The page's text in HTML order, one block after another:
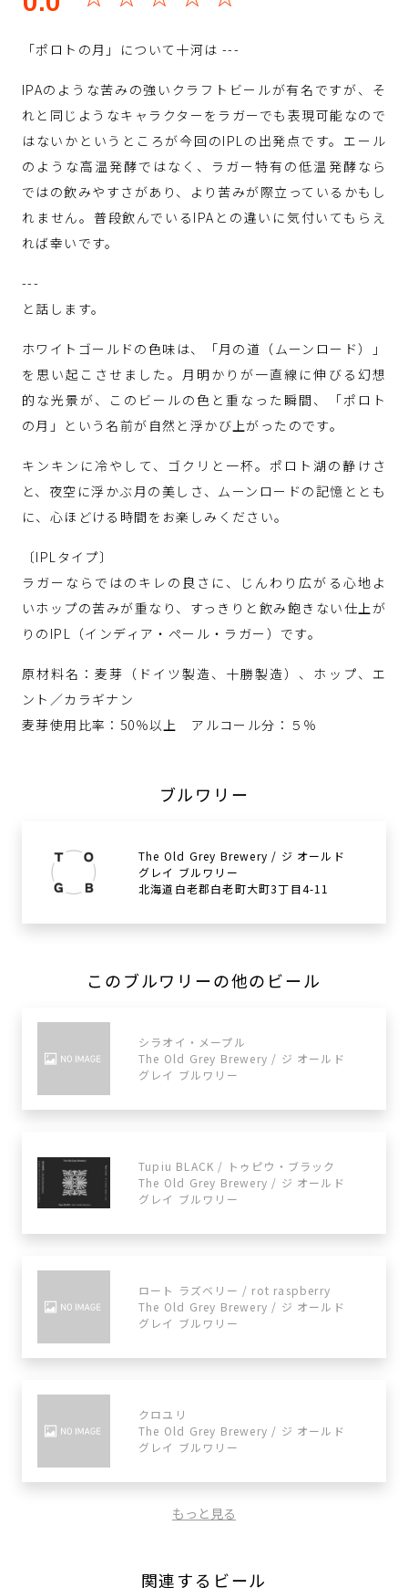
「ポロトの月」について十河は ---
IPAのような苦みの強いクラフトビールが有名ですが、そ
れと同じようなキャラクターをラガーでも表現可能なので
はないかというところが今回のIPLの出発点です。エール
のような高温発酵ではなく、ラガー特有の低温発酵なら
ではの飲みやすさがあり、より苦みが際立っているかもし
れません。普段飲んでいるIPAとの違いに気付いてもらえ
れば幸いです。
---
と話します。
ホワイトゴールドの色味は、「月の道（ムーンロード）」
を思い起こさせました。月明かりが一直線に伸びる幻想
的な光景が、このビールの色と重なった瞬間、「ポロト
の月」という名前が自然と浮かび上がったのです。
キンキンに冷やして、ゴクリと一杯。ポロト湖の静けさ
と、夜空に浮かぶ月の美しさ、ムーンロードの記憶ととも
に、心ほどける時間をお楽しみください。
〔IPLタイプ〕
ラガーならではのキレの良さに、じんわり広がる心地よ
いホップの苦みが重なり、すっきりと飲み飽きない仕上が
りのIPL（インディア・ペール・ラガー）です。
原材料名：麦芽（ドイツ製造、十勝製造）、ホップ、エ
ント／カラギナン
麦芽使用比率：50％以上 アルコール分：５％
ブルワリー
The Old Grey Brewery / ジ オールド
グレイ ブルワリー
北海道白老郡白老町大町3丁目4-11
このブルワリーの他のビール
シラオイ・メープル
The Old Grey Brewery / ジ オールド
グレイ ブルワリー
Tupiu BLACK / トゥピウ・ブラック
The Old Grey Brewery / ジ オールド
グレイ ブルワリー
ロート ラズベリー / rot raspberry
The Old Grey Brewery / ジ オールド
グレイ ブルワリー
クロユリ
The Old Grey Brewery / ジ オールド
グレイ ブルワリー
もっと見る
関連するビール